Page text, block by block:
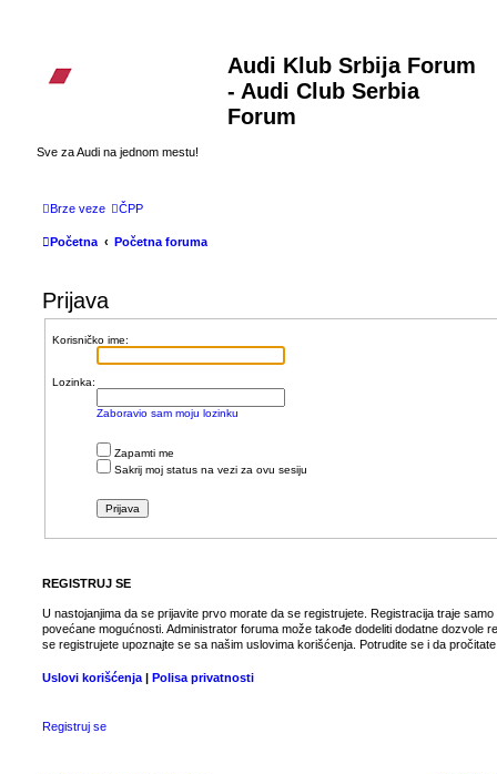
Audi Klub Srbija Forum
- Audi Club Serbia
Forum
Sve za Audi na jednom mestu!
Brze veze ČPP
Početna Početna foruma
Prijava
Korisničko ime:
Lozinka:
Zaboravio sam moju lozinku
Zapamti me
Sakrij moj status na vezi za ovu sesiju
REGISTRUJ SE
U nastojanjima da se prijavite prvo morate da se registrujete. Registracija traje
povećane mogućnosti. Administrator foruma može takođe dodeliti dodatne dozvole
se registrujete upoznajte se sa našim uslovima korišćenja. Potrudite se i da
Uslovi korišćenja Polisa privatnosti
Registruj se